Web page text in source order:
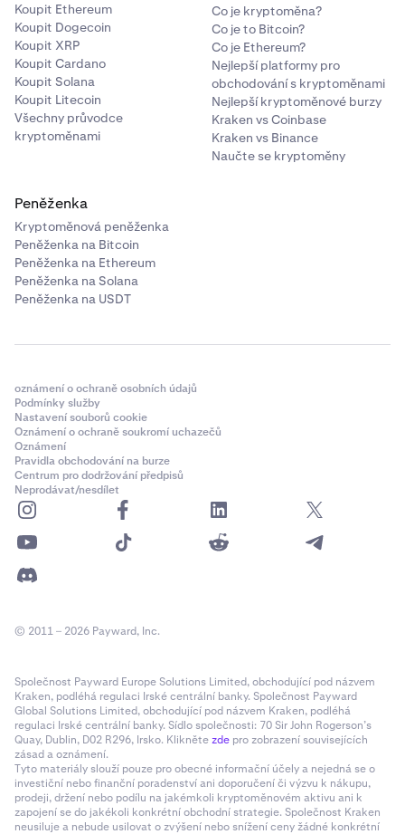
Po schválení budete připraveni začít obchodovat s
xStocks.
Koupit Ethereum
Koupit Dogecoin
Koupit XRP
Koupit Cardano
Koupit Solana
Koupit Litecoin
Všechny průvodce
kryptoměnami
Co je kryptoměna?
Co je to Bitcoin?
Co je Ethereum?
Nejlepší platformy pro
obchodování s kryptoměnami
Nejlepší kryptoměnové burzy
Kraken vs Coinbase
Kraken vs Binance
Naučte se kryptoměny
Peněženka
Kryptoměnová peněženka
Peněženka na Bitcoin
Peněženka na Ethereum
Peněženka na Solana
Peněženka na USDT
oznámení o ochraně osobních údajů
Podmínky služby
Nastavení souborů cookie
Oznámení o ochraně soukromí uchazečů
Oznámení
Pravidla obchodování na burze
Centrum pro dodržování předpisů
Neprodávat/nesdílet
© 2011 – 2026 Payward, Inc.
Společnost Payward Europe Solutions Limited, obchodující pod názvem
Kraken, podléhá regulaci Irské centrální banky. Společnost Payward
Global Solutions Limited, obchodující pod názvem Kraken, podléhá
regulaci Irské centrální banky. Sídlo společnosti: 70 Sir John Rogerson’s
Quay, Dublin, D02 R296, Irsko. Kliknětezde pro zobrazení souvisejících
zásad a oznámení.
Tyto materiály slouží pouze pro obecné informační účely a nejedná se o
investiční nebo finanční poradenství ani doporučení či výzvu k nákupu,
prodeji, držení nebo podílu na jakémkoli kryptoměnovém aktivu ani k
zapojení se do jakékoli konkrétní obchodní strategie. Společnost Kraken
neusiluje a nebude usilovat o zvýšení nebo snížení ceny žádné konkrétní